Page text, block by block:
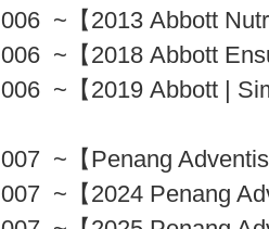
006 ~【2013 Abbott
006 ~【2018 Abbott
006 ~【2019 Abbott |
007 ~【Penang
007 ~【2024 Penang